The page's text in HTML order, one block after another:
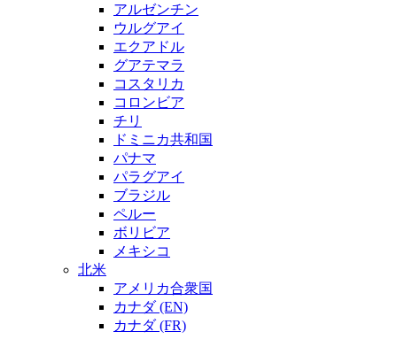
アルゼンチン
ウルグアイ
エクアドル
グアテマラ
コスタリカ
コロンビア
チリ
ドミニカ共和国
パナマ
パラグアイ
ブラジル
ペルー
ボリビア
メキシコ
北米
アメリカ合衆国
カナダ (EN)
カナダ (FR)